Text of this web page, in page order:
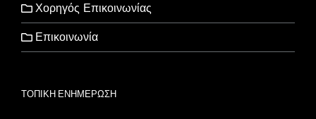
Χορηγός Επικοινωνίας
Επικοινωνία
ΤΟΠΙΚΗ ΕΝΗΜΕΡΩΣΗ